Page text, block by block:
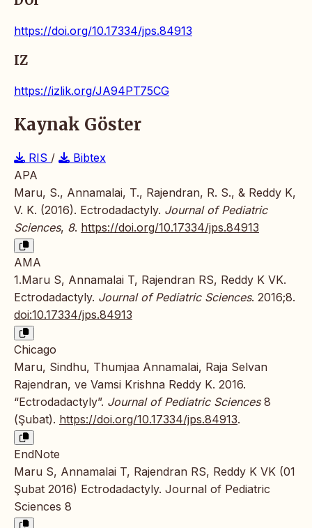
https://doi.org/10.17334/jps.84913
IZ
https://izlik.org/JA94PT75CG
Kaynak Göster
RIS /
Bibtex
APA
Maru, S., Annamalai, T., Rajendran, R. S., & Reddy K,
V. K. (2016). Ectrodadactyly. Journal of Pediatric
Sciences, 8. https://doi.org/10.17334/jps.84913
AMA
1.Maru S, Annamalai T, Rajendran RS, Reddy K VK.
Ectrodadactyly. Journal of Pediatric Sciences. 2016;8.
doi:10.17334/jps.84913
Chicago
Maru, Sindhu, Thumjaa Annamalai, Raja Selvan
Rajendran, ve Vamsi Krishna Reddy K. 2016.
“Ectrodadactyly”. Journal of Pediatric Sciences8
(Şubat). https://doi.org/10.17334/jps.84913.
EndNote
Maru S, Annamalai T, Rajendran RS, Reddy K VK (01
Şubat 2016) Ectrodadactyly. Journal of Pediatric
Sciences 8